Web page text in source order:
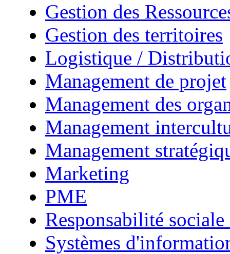
Gestion des
Gestion des territoires
Logistique /
Management de projet
Management des
Management
Management
Marketing
PME
Responsabilité
Systèmes